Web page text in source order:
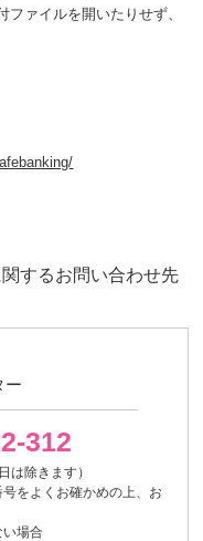
ァイルを開いたりせず、
するお問い合わせ先
ー
312
除きます）
をよくお確かめの上、お
場合